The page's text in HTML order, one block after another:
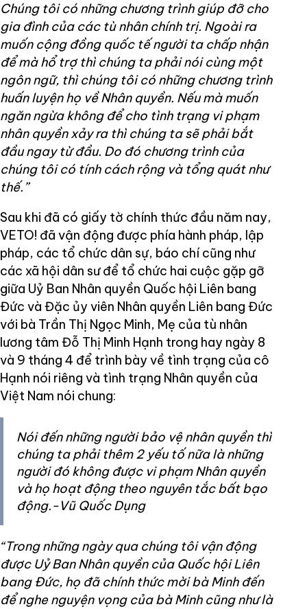
Chúng tôi có những chương trình giúp đỡ cho
gia đình của các tù nhân chính trị. Ngoài ra
muốn cộng đồng quốc tế người ta chấp nhận
để mà hổ trợ thì chúng ta phải nói cùng một
ngôn ngữ, thì chúng tôi có những chương trình
huấn luyện họ về Nhân quyền. Nếu mà muốn
ngăn ngừa không để cho tình trạng vi phạm
nhân quyền xảy ra thì chúng ta sẽ phải bắt
đầu ngay từ đầu. Do đó chương trình của
chúng tôi có tính cách rộng và tổng quát như
thế.”
Sau khi đã có giấy tờ chính thức đầu năm nay,
VETO! đã vận động được phía hành pháp, lập
pháp, các tổ chức dân sự, báo chí cũng như
các xã hội dân sư để tổ chức hai cuộc gặp gỡ
giữa Uỷ Ban Nhân quyền Quốc hội Liên bang
Đức và Đặc ủy viên Nhân quyền Liên bang Đức
với bà Trần Thị Ngọc Minh, Mẹ của tù nhân
lương tâm Đỗ Thị Minh Hạnh trong hay ngày 8
và 9 tháng 4 để trình bày về tình trạng của cô
Hạnh nói riêng và tình trạng Nhân quyền của
Việt Nam nói chung:
Nói đến những người bảo vệ nhân quyền thì
chúng ta phải thêm 2 yếu tố nữa là những
người đó không được vi phạm Nhân quyền
và họ hoạt động theo nguyên tắc bất bạo
động.-Vũ Quốc Dụng
“Trong những ngày qua chúng tôi vận động
được Uỷ Ban Nhân quyền của Quốc hội Liên
bang Đức, họ đã chính thức mời bà Minh đến
để nghe nguyện vọng của bà Minh cũng như là